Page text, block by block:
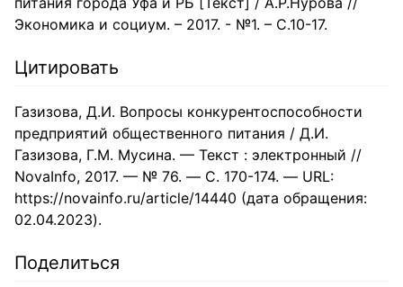
Экономика и социум. – 2017. - №1. – С.10-17.
Цитировать
Газизова, Д.И. Вопросы конкурентоспособности
предприятий общественного питания / Д.И.
Газизова, Г.М. Мусина. — Текст : электронный //
NovaInfo, 2017. — № 76. — С. 170-174. — URL:
https://novainfo.ru/article/14440 (дата обращения:
02.04.2023).
Поделиться